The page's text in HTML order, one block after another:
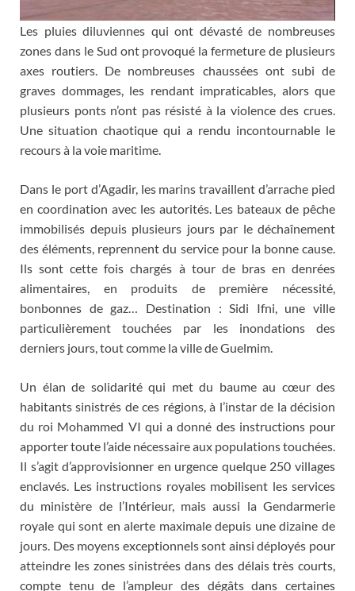
Les pluies diluviennes qui ont dévasté de nombreuses
zones dans le Sud ont provoqué la fermeture de plusieurs
axes routiers. De nombreuses chaussées ont subi de
graves dommages, les rendant impraticables, alors que
plusieurs ponts n’ont pas résisté à la violence des crues.
Une situation chaotique qui a rendu incontournable le
recours à la voie maritime.
Dans le port d’Agadir, les marins travaillent d’arrache pied
en coordination avec les autorités. Les bateaux de pêche
immobilisés depuis plusieurs jours par le déchaînement
des éléments, reprennent du service pour la bonne cause.
Ils sont cette fois chargés à tour de bras en denrées
alimentaires, en produits de première nécessité,
bonbonnes de gaz… Destination : Sidi Ifni, une ville
particulièrement touchées par les inondations des
derniers jours, tout comme la ville de Guelmim.
Un élan de solidarité qui met du baume au cœur des
habitants sinistrés de ces régions, à l’instar de la décision
du roi Mohammed VI qui a donné des instructions pour
apporter toute l’aide nécessaire aux populations touchées.
Il s’agit d’approvisionner en urgence quelque 250 villages
enclavés. Les instructions royales mobilisent les services
du ministère de l’Intérieur, mais aussi la Gendarmerie
royale qui sont en alerte maximale depuis une dizaine de
jours. Des moyens exceptionnels sont ainsi déployés pour
atteindre les zones sinistrées dans des délais très courts,
compte tenu de l’ampleur des dégâts dans certaines